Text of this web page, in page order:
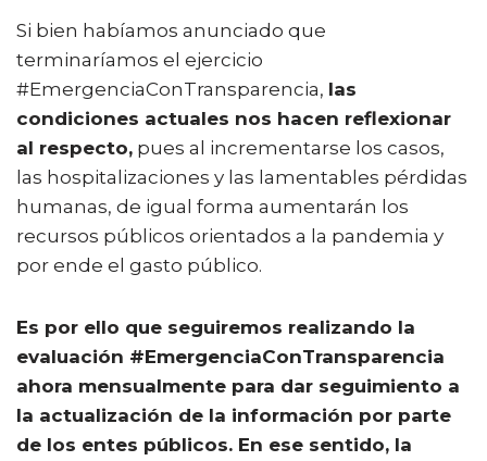
Si bien habíamos anunciado que
terminaríamos el ejercicio
#EmergenciaConTransparencia, las
condiciones actuales nos hacen reflexionar
al respecto, pues al incrementarse los casos,
las hospitalizaciones y las lamentables pérdidas
humanas, de igual forma aumentarán los
recursos públicos orientados a la pandemia y
por ende el gasto público.
Es por ello que seguiremos realizando la
evaluación #EmergenciaConTransparencia
ahora mensualmente para dar seguimiento a
la actualización de la información por parte
de los entes públicos. En ese sentido, la